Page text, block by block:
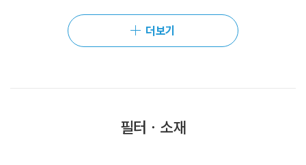
더보기
필터ㆍ소재